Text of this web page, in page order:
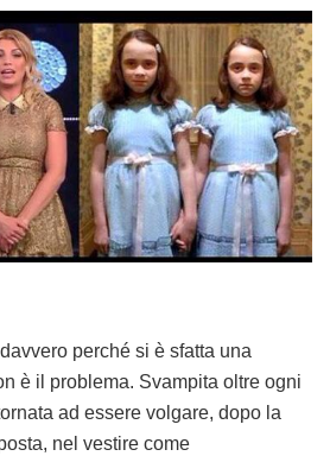
perché si è sfatta una
è il problema. Svampita oltre ogni
ad essere volgare, dopo la
nel vestire come